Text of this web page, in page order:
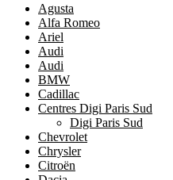
Agusta
Alfa Romeo
Ariel
Audi
Audi
BMW
Cadillac
Centres Digi Paris Sud
Digi Paris Sud
Chevrolet
Chrysler
Citroën